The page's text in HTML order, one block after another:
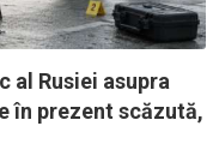
al Rusiei asupra
în prezent scăzută,